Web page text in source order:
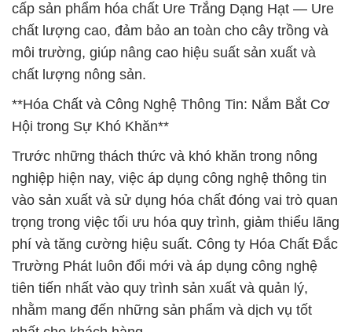
cấp sản phẩm hóa chất Ure Trắng Dạng Hạt — Ure
chất lượng cao, đảm bảo an toàn cho cây trồng và
môi trường, giúp nâng cao hiệu suất sản xuất và
chất lượng nông sản.
**Hóa Chất và Công Nghệ Thông Tin: Nắm Bắt Cơ
Hội trong Sự Khó Khăn**
Trước những thách thức và khó khăn trong nông
nghiệp hiện nay, việc áp dụng công nghệ thông tin
vào sản xuất và sử dụng hóa chất đóng vai trò quan
trọng trong việc tối ưu hóa quy trình, giảm thiểu lãng
phí và tăng cường hiệu suất. Công ty Hóa Chất Đắc
Trường Phát luôn đổi mới và áp dụng công nghệ
tiên tiến nhất vào quy trình sản xuất và quản lý,
nhằm mang đến những sản phẩm và dịch vụ tốt